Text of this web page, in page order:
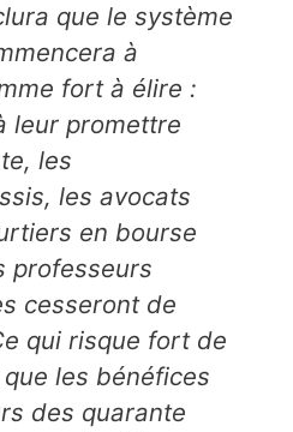
que le système
à
fort à élire :
leur promettre
les
les avocats
en bourse
professeurs
cesseront de
qui risque fort de
les bénéfices
des quarante